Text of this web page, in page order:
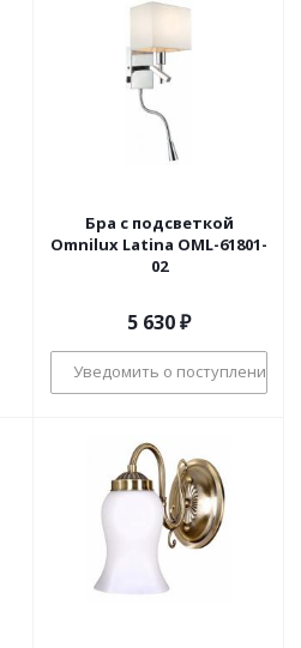
Бра с подсветкой
Omnilux Latina OML-61801-
02
5 630₽
Уведомить о поступлении